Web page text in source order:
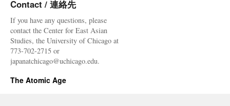
Contact / 連絡先
If you have any questions, please
contact the Center for East Asian
Studies, the University of Chicago at
773-702-2715 or
japanatchicago@uchicago.edu.
The Atomic Age